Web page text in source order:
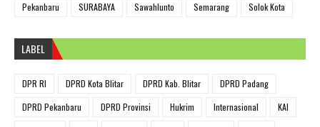
Pekanbaru
SURABAYA Sawahlunto Semarang Solok Kota
LABEL
DPR RI DPRD Kota Blitar DPRD Kab. Blitar
DPRD Padang
DPRD Pekanbaru
DPRD Provinsi Hukrim Internasional
KAI